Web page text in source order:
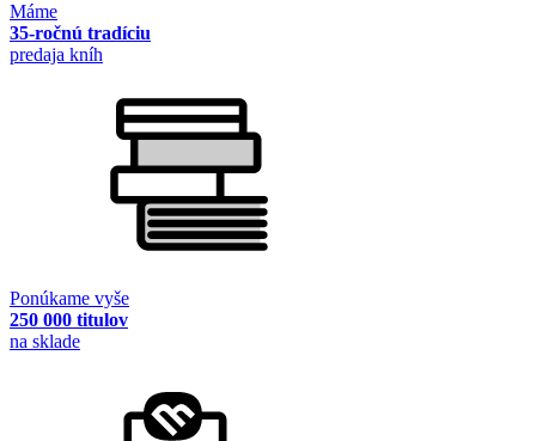
Máme
35-ročnú tradíciu
predaja kníh
Ponúkame vyše
250 000 titulov
na sklade